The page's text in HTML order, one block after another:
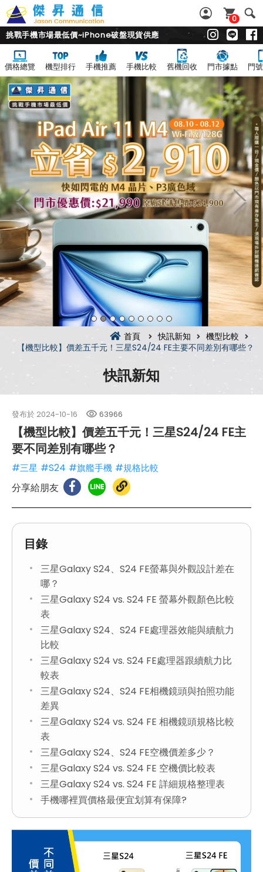
0
挑戰手機市場最低價~iPhone破盤現貨供應
價格總覽 機型排行 手機推薦 手機比較 舊機回收 門市據點 門
首頁 快訊新知
機型比較
【機型比較】價差五千元！三星S24/24 FE主要不同差別有哪些？
快訊新知
發布於 2024-10-16 63966
【機型比較】價差五千元！三星S24/24 FE主
要不同差別有哪些？
#三星 #S24 #旗艦手機 #規格比較
分享給朋友
目錄
三星Galaxy S24、S24 FE螢幕與外觀設計差在
哪？
三星Galaxy S24 vs. S24 FE 螢幕外觀顏色比較
表
三星Galaxy S24、S24 FE處理器效能與續航力
比較
三星Galaxy S24 vs. S24 FE處理器跟續航力比
較表
三星Galaxy S24、S24 FE相機鏡頭與拍照功能
差異
三星Galaxy S24 vs. S24 FE 相機鏡頭規格比較
表
三星Galaxy S24、S24 FE空機價差多少？
三星Galaxy S24 vs. S24 FE 空機價比較表
三星Galaxy S24 vs. S24 FE 詳細規格整理表
手機哪裡買價格最便宜划算有保障?